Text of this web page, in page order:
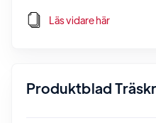
Läs vidare här
Produktblad